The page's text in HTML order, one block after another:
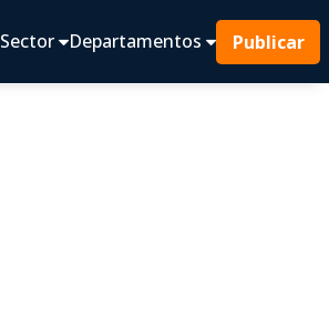
Sector Departamentos Publicar